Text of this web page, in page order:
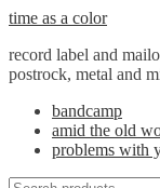
Skip
navigation
Skip
content
time as a color
record label and
postrock, metal and
bandcamp
amid the old
problems with